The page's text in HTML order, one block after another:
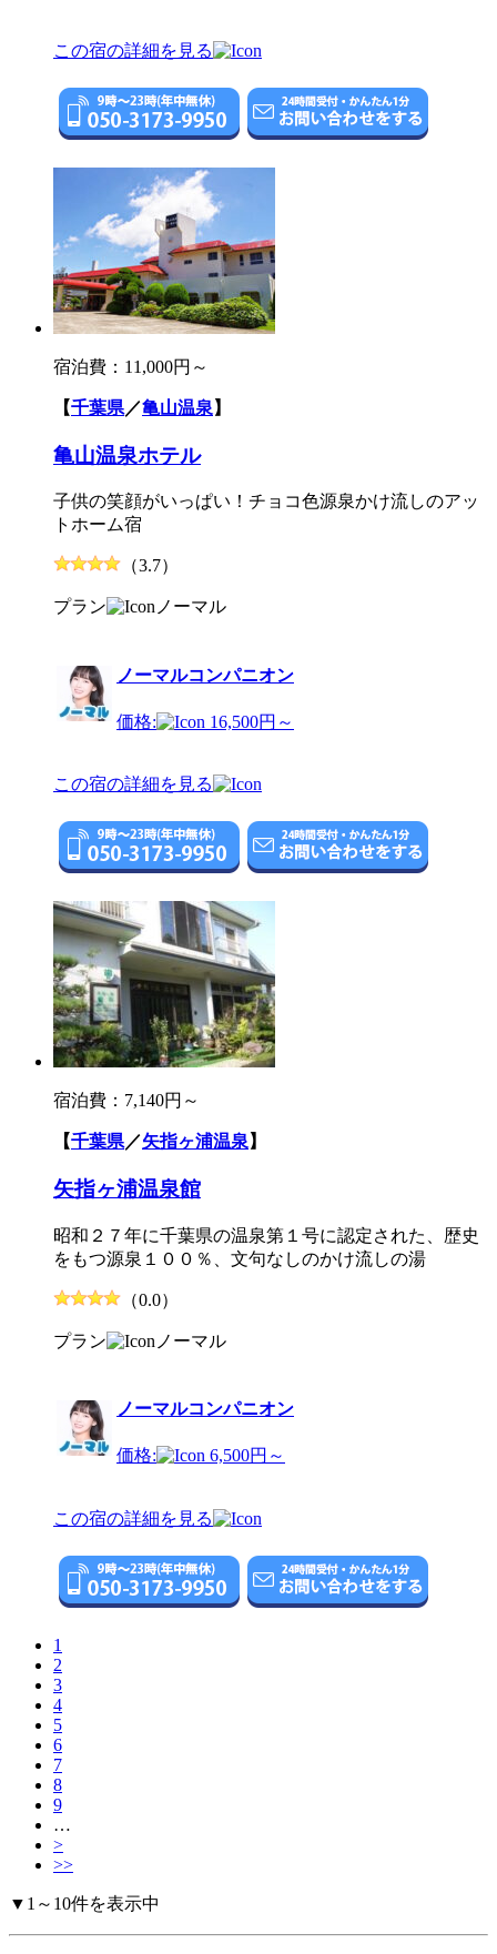
この宿の詳細を見る
宿泊費： 11,000円～
【千葉県／亀山温泉 】
亀山温泉ホテル
子供の笑顔がいっぱい！チョコ色源泉かけ流しのアッ
トホーム宿
（3.7）
プラン ノーマル
ノーマルコンパニオン
価格: 16,500円～
この宿の詳細を見る
宿泊費： 7,140円～
【千葉県／矢指ヶ浦温泉 】
矢指ヶ浦温泉館
昭和２７年に千葉県の温泉第１号に認定された、歴史
をもつ源泉１００％、文句なしのかけ流しの湯
（0.0）
プラン ノーマル
ノーマルコンパニオン
価格: 6,500円～
この宿の詳細を見る
1
2
3
4
5
6
7
8
9
…
>
>>
▼1～10件を表示中